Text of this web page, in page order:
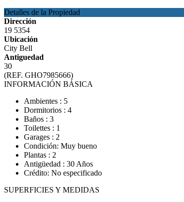
Detalles de la Propiedad
Dirección
19 5354
Ubicación
City Bell
Antiguedad
30
(REF. GHO7985666)
INFORMACIÓN BÁSICA
Ambientes : 5
Dormitorios : 4
Baños : 3
Toilettes : 1
Garages : 2
Condición: Muy bueno
Plantas : 2
Antigüedad : 30 Años
Crédito: No especificado
SUPERFICIES Y MEDIDAS